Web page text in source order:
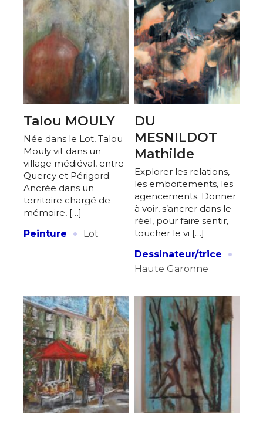
Talou MOULY
Née dans le Lot, Talou
Mouly vit dans un
village médiéval, entre
Quercy et Périgord.
Ancrée dans un
territoire chargé de
mémoire, […]
Peinture
· Lot
DU
MESNILDOT
Mathilde
Explorer les relations,
les emboitements, les
agencements. Donner
à voir, s’ancrer dans le
réel, pour faire sentir,
toucher le vi […]
Dessinateur/trice
·
Haute Garonne